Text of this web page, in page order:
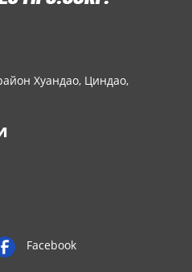
Хуандао, Циндао,
Facebook